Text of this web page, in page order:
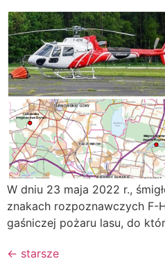
W dniu 23 maja 2022 r.,
znakach rozpoznawczych F-
gaśniczej pożaru lasu, do
← starsze